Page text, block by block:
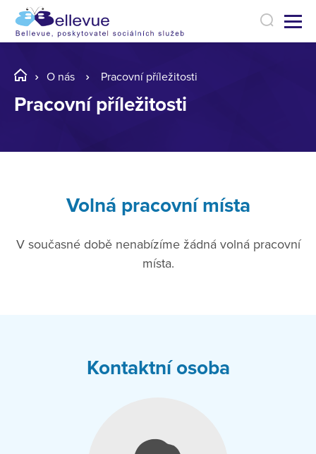
O nás Pracovní příležitosti
Pracovní příležitosti
Volná pracovní místa
V současné době nenabízíme žádná volná pracovní
místa.
Kontaktní osoba